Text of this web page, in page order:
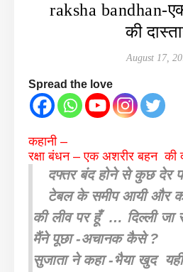
raksha bandhan-
की
August 17,
Spread the love
कहानी –
रक्षा बंधन – एक अशरीर बहन की
दफ्तर बंद होने से कुछ देर
टेबल के समीप आयी और
की लीव पर हूँ … दिल्ली जा
मैंने पूछा -अचानक कैसे ?
सुजाता ने कहा -भैया खुद